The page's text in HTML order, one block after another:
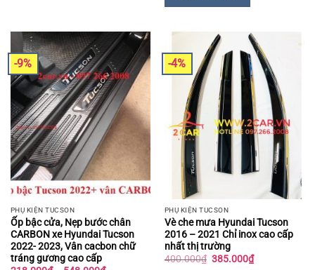
-9%
PHỤ KIỆN TUCSON
Ốp bậc cửa, Nẹp bước chân
CARBON xe Hyundai Tucson
2022- 2023, Vân cacbon chữ
tráng gương cao cấp
-4%
PHỤ KIỆN TUCSON
Vè che mưa Hyundai Tucson
2016 – 2021 Chỉ inox cao cấp
nhất thị trường
400.000₫ Giá
385.000₫Giá
hiện